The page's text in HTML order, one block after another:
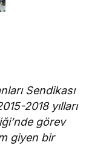
Sendikası
2018 yılları
görev
giyen bir